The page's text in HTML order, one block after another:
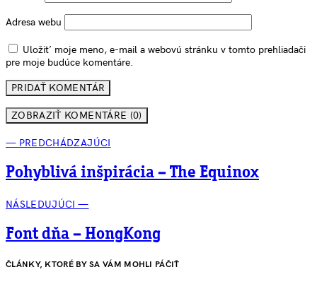
Adresa webu
Uložiť moje meno, e-mail a webovú stránku v tomto prehliadači
pre moje budúce komentáre.
ZOBRAZIŤ KOMENTÁRE (0)
— PREDCHÁDZAJÚCI
Pohyblivá inšpirácia – The Equinox
NÁSLEDUJÚCI —
Font dňa – HongKong
ČLÁNKY, KTORÉ BY SA VÁM MOHLI PÁČIŤ